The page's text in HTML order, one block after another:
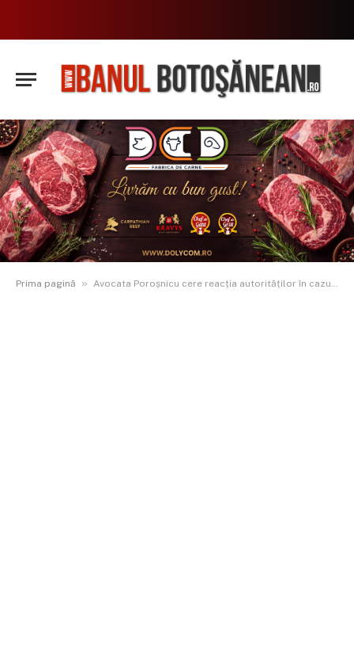
Prima pagină » Avocata Poroșnicu cere reacția autorităților în cazurile femeilor atacate cu brutalitate: „Între o bătaie și un proces-verbal se află o viață”